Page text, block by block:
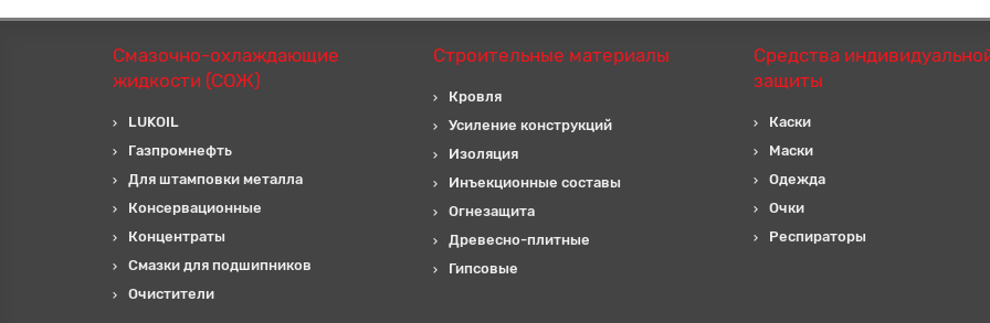
Смазочно-охлаждающие
жидкости (СОЖ)
LUKOIL
Газпромнефть
Для штамповки металла
Консервационные
Концентраты
Смазки для подшипников
Очистители
Строительные материалы
Кровля
Усиление конструкций
Изоляция
Инъекционные составы
Огнезащита
Древесно-плитные
Гипсовые
Средства
защиты
Каски
Маски
Одежда
Очки
Респираторы